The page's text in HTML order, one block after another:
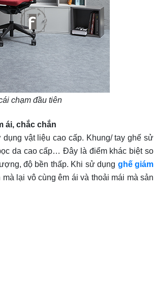
chạm đầu tiên
ái, chắc chắn
vật liệu cao cấp. Khung/ tay ghế sử
da cao cấp… Đây là điểm khác biệt so
độ bền thấp. Khi sử dụng ghế giám
lại vô cùng êm ái và thoải mái mà sản